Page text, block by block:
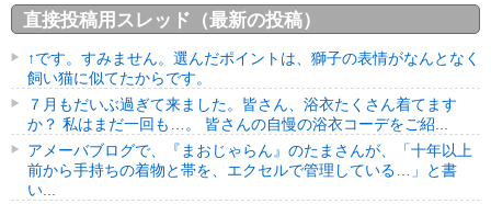
直接投稿用スレッド（最新の投稿）
↑です。すみません。選んだポイントは、獅子の表情がなんとなく
飼い猫に似てたからです。
７月もだいぶ過ぎて来ました。皆さん、浴衣たくさん着てます
か？ 私はまだ一回も…。 皆さんの自慢の浴衣コーデをご紹...
アメーバブログで、『まおじゃらん』のたまさんが、「十年以上
前から手持ちの着物と帯を、エクセルで管理している…」と書
い...